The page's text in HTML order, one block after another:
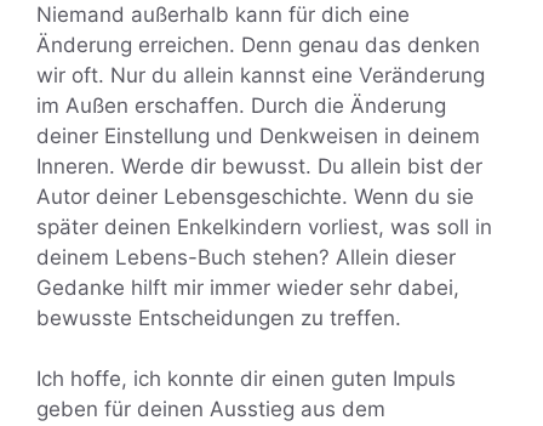
Niemand außerhalb kann für dich eine
Änderung erreichen. Denn genau das denken
wir oft. Nur du allein kannst eine Veränderung
im Außen erschaffen. Durch die Änderung
deiner Einstellung und Denkweisen in deinem
Inneren. Werde dir bewusst. Du allein bist der
Autor deiner Lebensgeschichte. Wenn du sie
später deinen Enkelkindern vorliest, was soll in
deinem Lebens-Buch stehen? Allein dieser
Gedanke hilft mir immer wieder sehr dabei,
bewusste Entscheidungen zu treffen.
Ich hoffe, ich konnte dir einen guten Impuls
geben für deinen Ausstieg aus dem